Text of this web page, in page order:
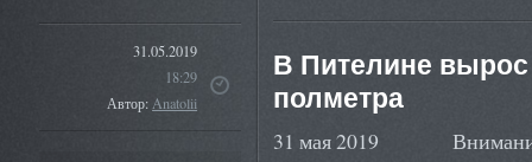
31.05.2019
18:29
Автор:Anatolii
В Пителине
полметра
31 мая 2019 Внимание